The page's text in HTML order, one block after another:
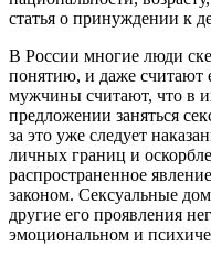
статья о принуждении к
В России многие люди
понятию, и даже считают
мужчины считают, что в
предложении заняться
за это уже следует
личных границ и
распространенное
законом. Сексуальные
другие его проявления
эмоциональном и